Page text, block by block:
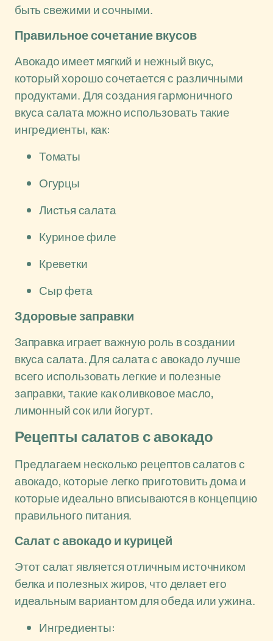
быть свежими и сочными.
Правильное сочетание вкусов
Авокадо имеет мягкий и нежный вкус,
который хорошо сочетается с различными
продуктами. Для создания гармоничного
вкуса салата можно использовать такие
ингредиенты, как:
Томаты
Огурцы
Листья салата
Куриное филе
Креветки
Сыр фета
Здоровые заправки
Заправка играет важную роль в создании
вкуса салата. Для салата с авокадо лучше
всего использовать легкие и полезные
заправки, такие как оливковое масло,
лимонный сок или йогурт.
Рецепты салатов с авокадо
Предлагаем несколько рецептов салатов с
авокадо, которые легко приготовить дома и
которые идеально вписываются в концепцию
правильного питания.
Салат с авокадо и курицей
Этот салат является отличным источником
белка и полезных жиров, что делает его
идеальным вариантом для обеда или ужина.
Ингредиенты: